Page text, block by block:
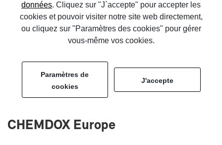
données. Cliquez sur "J`accepte" pour accepter les
cookies et pouvoir visiter notre site web directement,
ou cliquez sur "Paramètres des cookies" pour gérer
vous-même vos cookies.
Paramètres de
cookies
J'accepte
Men­tions obli­ga­toires
CHEM­DOX Eu­rope